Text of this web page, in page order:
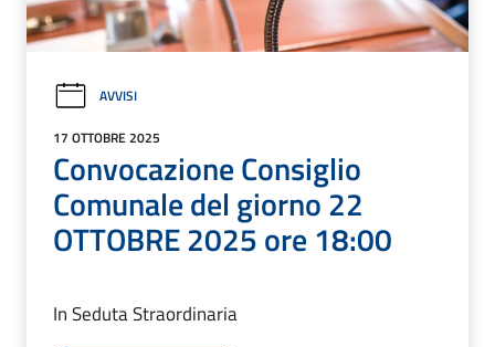
AVVISI
17 OTTOBRE 2025
Convocazione Consiglio
Comunale del giorno 22
OTTOBRE 2025 ore 18:00
In Seduta Straordinaria